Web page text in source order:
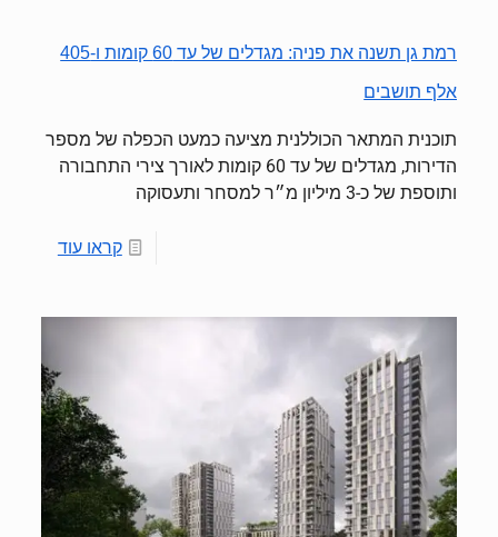
רמת גן תשנה את פניה: מגדלים של עד 60 קומות ו-405
אלף תושבים
תוכנית המתאר הכוללנית מציעה כמעט הכפלה של מספר
הדירות, מגדלים של עד 60 קומות לאורך צירי התחבורה
ותוספת של כ-3 מיליון מ״ר למסחר ותעסוקה
קראו עוד